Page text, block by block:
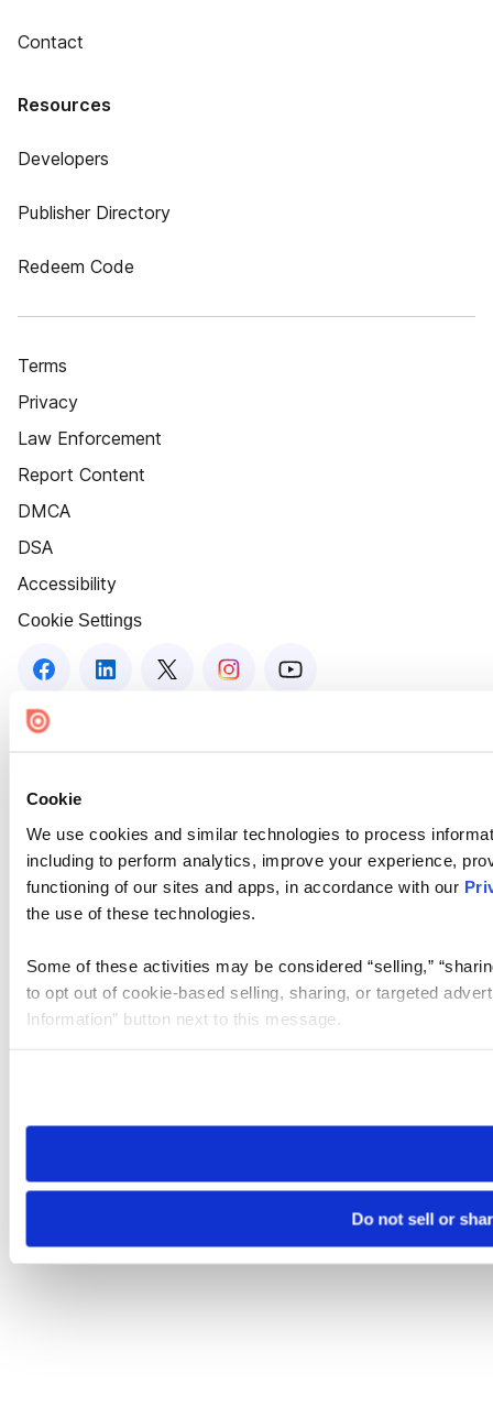
Cookie
We use cookies and similar technologies to process
including to perform analytics, improve your experience,
functioning of our sites and apps, in accordance with our
the use of these technologies.
Some of these activities may be considered “selling,”
to opt out of cookie-based selling, sharing, or targeted
Information” button next to this message.
need to be set again.
Do not sell or
Contact
Resources
Developers
Publisher Directory
Redeem Code
Terms
Privacy
Law Enforcement
Report Content
DMCA
DSA
Accessibility
Cookie Settings